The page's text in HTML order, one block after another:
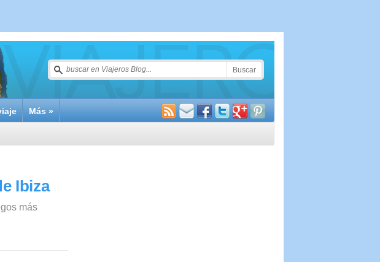
Más »
Ibiza
más